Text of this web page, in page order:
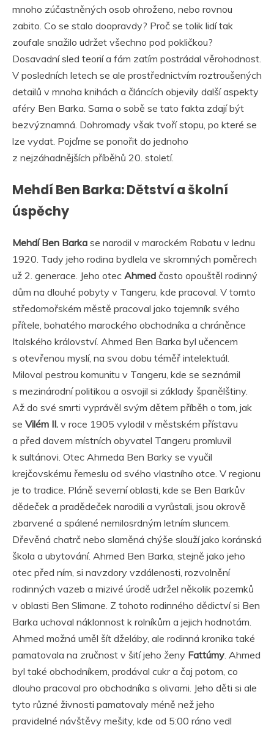
mnoho zúčastněných osob ohroženo, nebo rovnou
zabito. Co se stalo doopravdy? Proč se tolik lidí tak
zoufale snažilo udržet všechno pod pokličkou?
Dosavadní sled teorií a fám zatím postrádal věrohodnost.
V posledních letech se ale prostřednictvím roztroušených
detailů v mnoha knihách a článcích objevily další aspekty
aféry Ben Barka. Sama o sobě se tato fakta zdají být
bezvýznamná. Dohromady však tvoří stopu, po které se
lze vydat. Pojďme se ponořit do jednoho
z nejzáhadnějších příběhů 20. století.
Mehdí Ben Barka: Dětství a školní
úspěchy
Mehdí Ben Barka se narodil v marockém Rabatu v lednu
1920. Tady jeho rodina bydlela ve skromných poměrech
už 2. generace. Jeho otec Ahmed často opouštěl rodinný
dům na dlouhé pobyty v Tangeru, kde pracoval. V tomto
středomořském městě pracoval jako tajemník svého
přítele, bohatého marockého obchodníka a chráněnce
Italského království. Ahmed Ben Barka byl učencem
s otevřenou myslí, na svou dobu téměř intelektuál.
Miloval pestrou komunitu v Tangeru, kde se seznámil
s mezinárodní politikou a osvojil si základy španělštiny.
Až do své smrti vyprávěl svým dětem příběh o tom, jak
se Vilém II. v roce 1905 vylodil v městském přístavu
a před davem místních obyvatel Tangeru promluvil
k sultánovi. Otec Ahmeda Ben Barky se vyučil
krejčovskému řemeslu od svého vlastního otce. V regionu
je to tradice. Pláně severní oblasti, kde se Ben Barkův
dědeček a pradědeček narodili a vyrůstali, jsou okrově
zbarvené a spálené nemilosrdným letním sluncem.
Dřevěná chatrč nebo slaměná chýše slouží jako koránská
škola a ubytování. Ahmed Ben Barka, stejně jako jeho
otec před ním, si navzdory vzdálenosti, rozvolnění
rodinných vazeb a mizivé úrodě udržel několik pozemků
v oblasti Ben Slimane. Z tohoto rodinného dědictví si Ben
Barka uchoval náklonnost k rolníkům a jejich hodnotám.
Ahmed možná uměl šít dželáby, ale rodinná kronika také
pamatovala na zručnost v šití jeho ženy Fattúmy . Ahmed
byl také obchodníkem, prodával cukr a čaj potom, co
dlouho pracoval pro obchodníka s olivami. Jeho děti si ale
tyto různé živnosti pamatovaly méně než jeho
pravidelné návštěvy mešity, kde od 5:00 ráno vedl